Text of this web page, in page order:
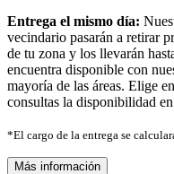
Entrega el mismo día:
vecindario pasarán a retirar
de tu zona y los llevarán
encuentra disponible con
mayoría de las áreas. Elige
consultas la disponibilidad
*El cargo de la entrega se
Más información